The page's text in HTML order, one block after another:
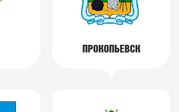
ПРОКОПЬЕВСК